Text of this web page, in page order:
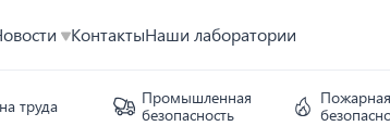
КонтактыНаши лаборатории
труда
Промышленная
безопасность
Пожарная